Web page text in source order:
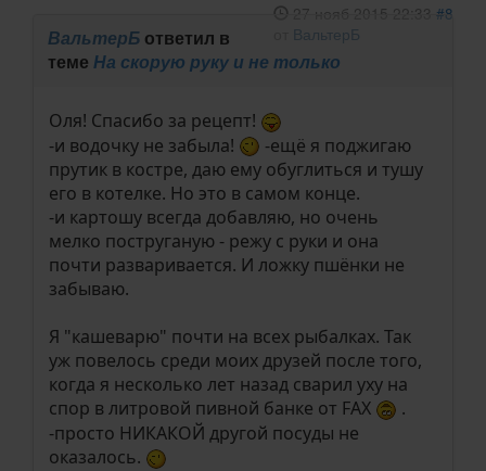
27 нояб 2015 22:33 #8
ВальтерБ
ВальтерБ ответил в
теме На скорую руку и не только
Оля! Спасибо за рецепт!
-и водочку не забыла!
-ещё я поджигаю
прутик в костре, даю ему обуглиться и тушу
его в котелке. Но это в самом конце.
-и картошу всегда добавляю, но очень
мелко поструганую - режу с руки и она
почти разваривается. И ложку пшёнки не
забываю.
Я "кашеварю" почти на всех рыбалках. Так
уж повелось среди моих друзей после того,
когда я несколько лет назад сварил уху на
спор в литровой пивной банке от FAX
.
-просто НИКАКОЙ другой посуды не
оказалось.